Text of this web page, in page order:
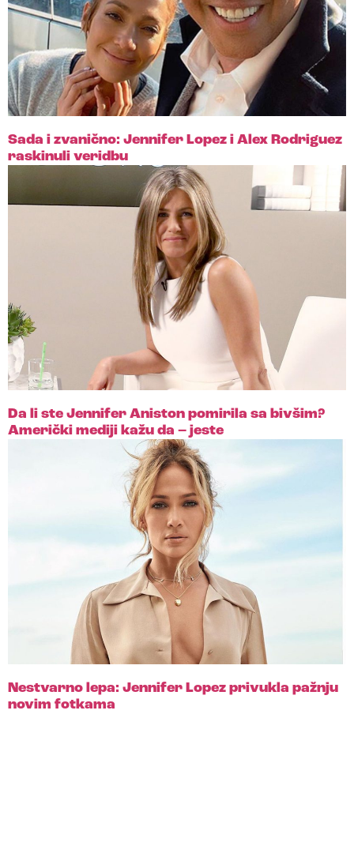
Sada i zvanično: Jennifer Lopez i Alex Rodriguez
raskinuli veridbu
Da li ste Jennifer Aniston pomirila sa bivšim?
Američki mediji kažu da – jeste
Nestvarno lepa: Jennifer Lopez privukla pažnju
novim fotkama